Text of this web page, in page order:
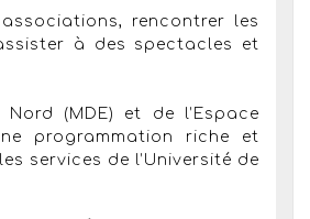
rencontrer les
à des spectacles et
(MDE) et de l’Espace
programmation riche et
services de l’Université de